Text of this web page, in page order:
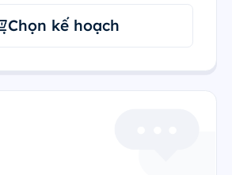
Chọn kế hoạch